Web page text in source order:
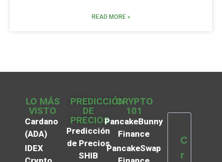
READ MORE »
LO MÁS
VISTO
Cardano
(ADA)
IDEX
PREDICCIÓN
DE
PRECIOS
Predicción
de Precios
SHIB
CRYPTO
101
PancakeBunny
Finance
PancakeSwap
C
r